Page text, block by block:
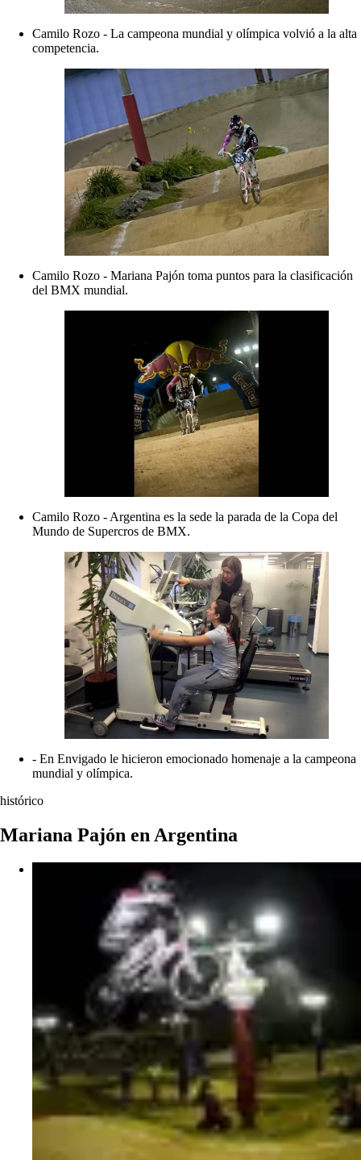
Camilo Rozo - La campeona mundial y olímpica volvió a la alta
competencia.
Camilo Rozo - Mariana Pajón toma puntos para la clasificación
del BMX mundial.
Camilo Rozo - Argentina es la sede la parada de la Copa del
Mundo de Supercros de BMX.
- En Envigado le hicieron emocionado homenaje a la campeona
mundial y olímpica.
histórico
Mariana Pajón en Argentina